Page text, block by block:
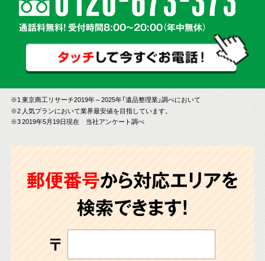
通話料無料! 受付時間8:00～20:00（年中無休）
※1 東京商工リサーチ2019年～2025年「遺品整理業」調べにおいて
※2 人気プランにおいて業界最安値を目指しています。
※3 2019年5月19日現在 当社アンケート調べ
郵便番号から対応エリアを
検索できます!
〒